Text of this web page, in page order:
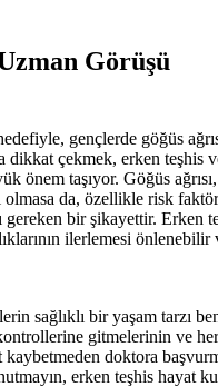
Görüşü
gençlerde göğüs
dikkat çekmek, erken teşhis
önem taşıyor. Göğüs
da, özellikle risk
gereken bir şikayettir. Erken
ilerlemesi önlenebilir
sağlıklı bir yaşam tarzı
gitmelerinin ve
doktora
erken teşhis hayat